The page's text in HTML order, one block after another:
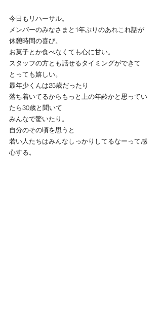
今日もリハーサル。
メンバーのみなさまと1年ぶりのあれこれ話が
休憩時間の喜び。
お菓子とか食べなくても心に甘い。
スタッフの方とも話せるタイミングができて
とっても嬉しい。
最年少くんは25歳だったり
落ち着いてるからもっと上の年齢かと思ってい
たら30歳と聞いて
みんなで驚いたり。
自分のその頃を思うと
若い人たちはみんなしっかりしてるなーって感
心する。